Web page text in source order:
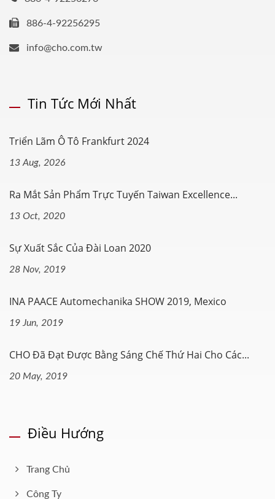
886-4-92256295
info@cho.com.tw
Tin Tức Mới Nhất
Triển Lãm Ô Tô Frankfurt 2024
13 Aug, 2026
Ra Mắt Sản Phẩm Trực Tuyến Taiwan Excellence...
13 Oct, 2020
Sự Xuất Sắc Của Đài Loan 2020
28 Nov, 2019
INA PAACE Automechanika SHOW 2019, Mexico
19 Jun, 2019
CHO Đã Đạt Được Bằng Sáng Chế Thứ Hai Cho Các...
20 May, 2019
Điều Hướng
Trang Chủ
Công Ty